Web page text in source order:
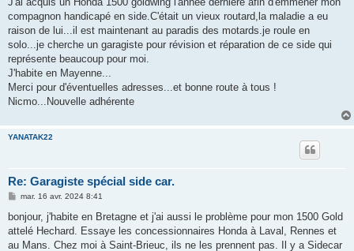
a
g
compagnon handicapé en side.C'était un vieux routard,la maladie a eu
raison de lui...il est maintenant au paradis des motards.je roule en
solo...je cherche un garagiste pour révision et réparation de ce side qui
représente beaucoup pour moi.
J'habite en Mayenne...
Merci pour d'éventuelles adresses...et bonne route à tous !
Nicmo...Nouvelle adhérente
YANATAK22
Re: Garagiste spécial side car.
M
s
a
g
mar. 16 avr. 2024 8:41
bonjour, j'habite en Bretagne et j'ai aussi le problème pour mon 1500 Gold
attelé Hechard. Essaye les concessionnaires Honda à Laval, Rennes et
au Mans. Chez moi à Saint-Brieuc, ils ne les prennent pas. Il y a Sidecar